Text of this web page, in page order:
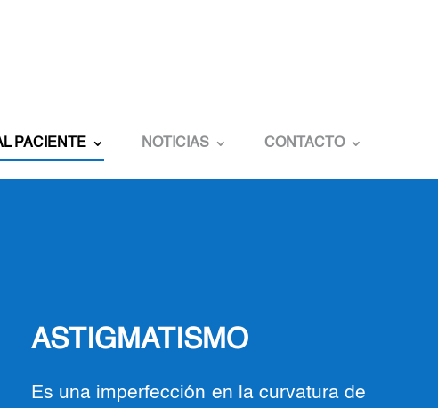
PACIENTE NOTICIAS CONTACTO
ASTIGMATISMO
Es una imperfección en la curvatura de